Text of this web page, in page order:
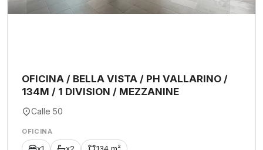
OFICINA / BELLA VISTA / PH VALLARINO /
134M / 1 DIVISION / MEZZANINE
Calle 50
OFICINA